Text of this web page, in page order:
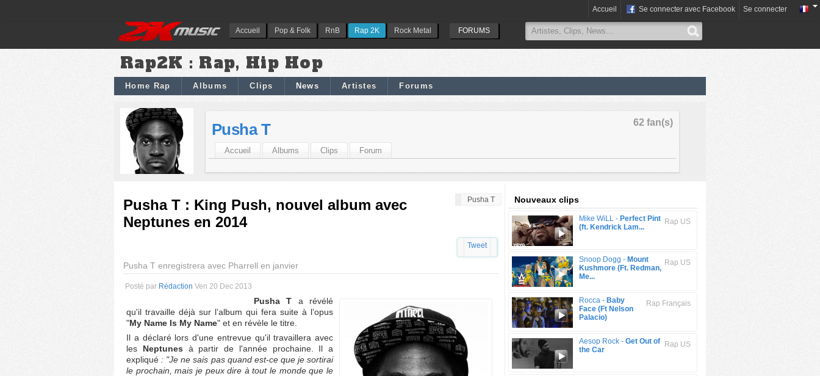
Accueil Pop & Folk RnB Rap 2K Rock Metal FORUMS
Accueil Se connecter avec Facebook Se connecter
Rap2K : Rap, Hip Hop
Home Rap Albums Clips News Artistes Forums
62 fan(s)
Pusha T
Accueil Albums Clips Forum
Pusha T
Pusha T : King Push, nouvel album avec
Neptunes en 2014
Tweet
Pusha T enregistrera avec Pharrell en janvier
Posté par Rédaction Ven 20 Dec 2013
Pusha T a révélé
qu'il travaille déjà sur l’album qui fera suite à l’opus
"My Name Is My Name" et en révèle le titre.
Il a déclaré lors d'une entrevue qu'il travaillera avec
les Neptunes à partir de l'année prochaine. Il a
expliqué : "Je ne sais pas quand est-ce que je sortirai
le prochain, mais je peux dire à tout le monde que le
Nouveaux clips
Rap US
Mike WiLL - Perfect Pint
(ft. Kendrick Lam...
Rap US
Snoop Dogg - Mount
Kushmore (Ft. Redman,
Me...
Rap Français
Rocca - Baby
Face (Ft Nelson
Palacio)
Rap US
Aesop Rock - Get Out of
the Car